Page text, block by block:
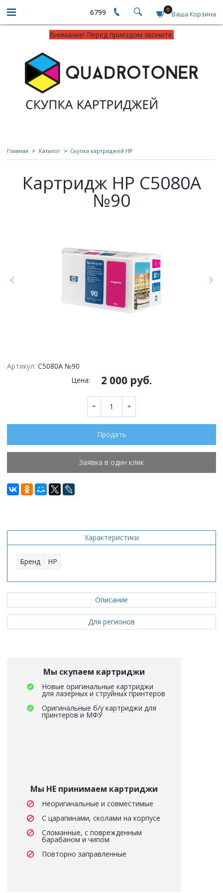
6799 0 Ваша Корзина
Внимание! Перед приездом звоните.
Главная Каталог Скупка картриджей HP
Картридж HP C5080A
№90
Артикул: C5080A №90
Цена:
2 000 руб.
Продать
Заявка в один клик
Характеристики
Бренд HP
Описание
Для регионов
Мы скупаем картриджи
Новые оригинальные картриджи
для лазерных и струйных принтеров
Оригинальные б/у картриджи для
принтеров и МФУ
Мы НЕ принимаем картриджи
Неоригинальные и совместимые
С царапинами, сколами на корпусе
Сломанные, с поврежденным
барабаном и чипом
Повторно заправленные